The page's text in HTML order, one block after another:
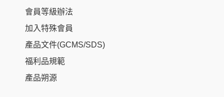
會員等級辦法
加入特殊會員
產品文件(GCMS/SDS)
福利品規範
產品朔源